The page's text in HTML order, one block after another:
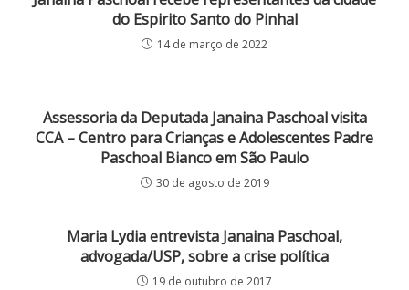
do Espirito Santo do Pinhal
14 de março de 2022
Assessoria da Deputada Janaina Paschoal visita
CCA – Centro para Crianças e Adolescentes Padre
Paschoal Bianco em São Paulo
30 de agosto de 2019
Maria Lydia entrevista Janaina Paschoal,
advogada/USP, sobre a crise política
19 de outubro de 2017